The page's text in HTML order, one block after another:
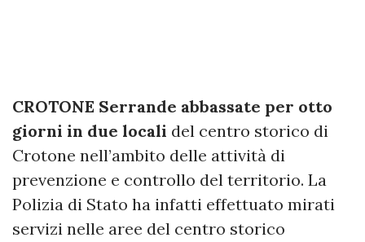
CROTONE Serrande abbassate per otto
giorni in due locali del centro storico di
Crotone nell’ambito delle attività di
prevenzione e controllo del territorio. La
Polizia di Stato ha infatti effettuato mirati
servizi nelle aree del centro storico